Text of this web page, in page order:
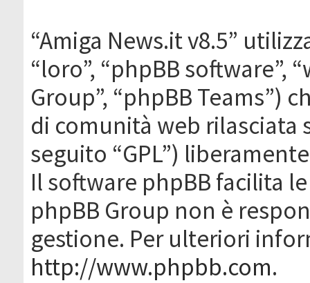
“Amiga News.it v8.5”
“loro”, “phpBB software”,
Group”, “phpBB Teams”)
di comunità web rilasciata
seguito “GPL”)
Il software phpBB facilita
phpBB Group non è
gestione. Per ulteriori
http://www.phpbb.com.